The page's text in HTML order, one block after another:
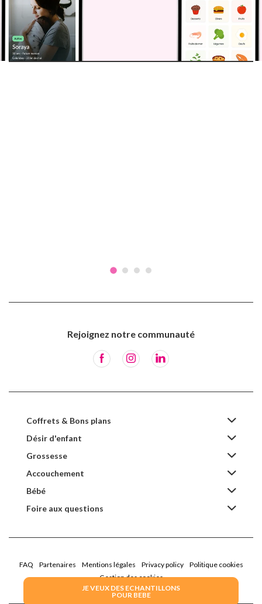
JE VEUX DES ECHANTILLONS
POUR BEBE
Rejoignez notre communauté
Coffrets & Bons plans
Désir d'enfant
Grossesse
Accouchement
Bébé
Foire aux questions
FAQ Partenaires Mentions légales Privacy policy
Politique cookies
Gestion des cookies